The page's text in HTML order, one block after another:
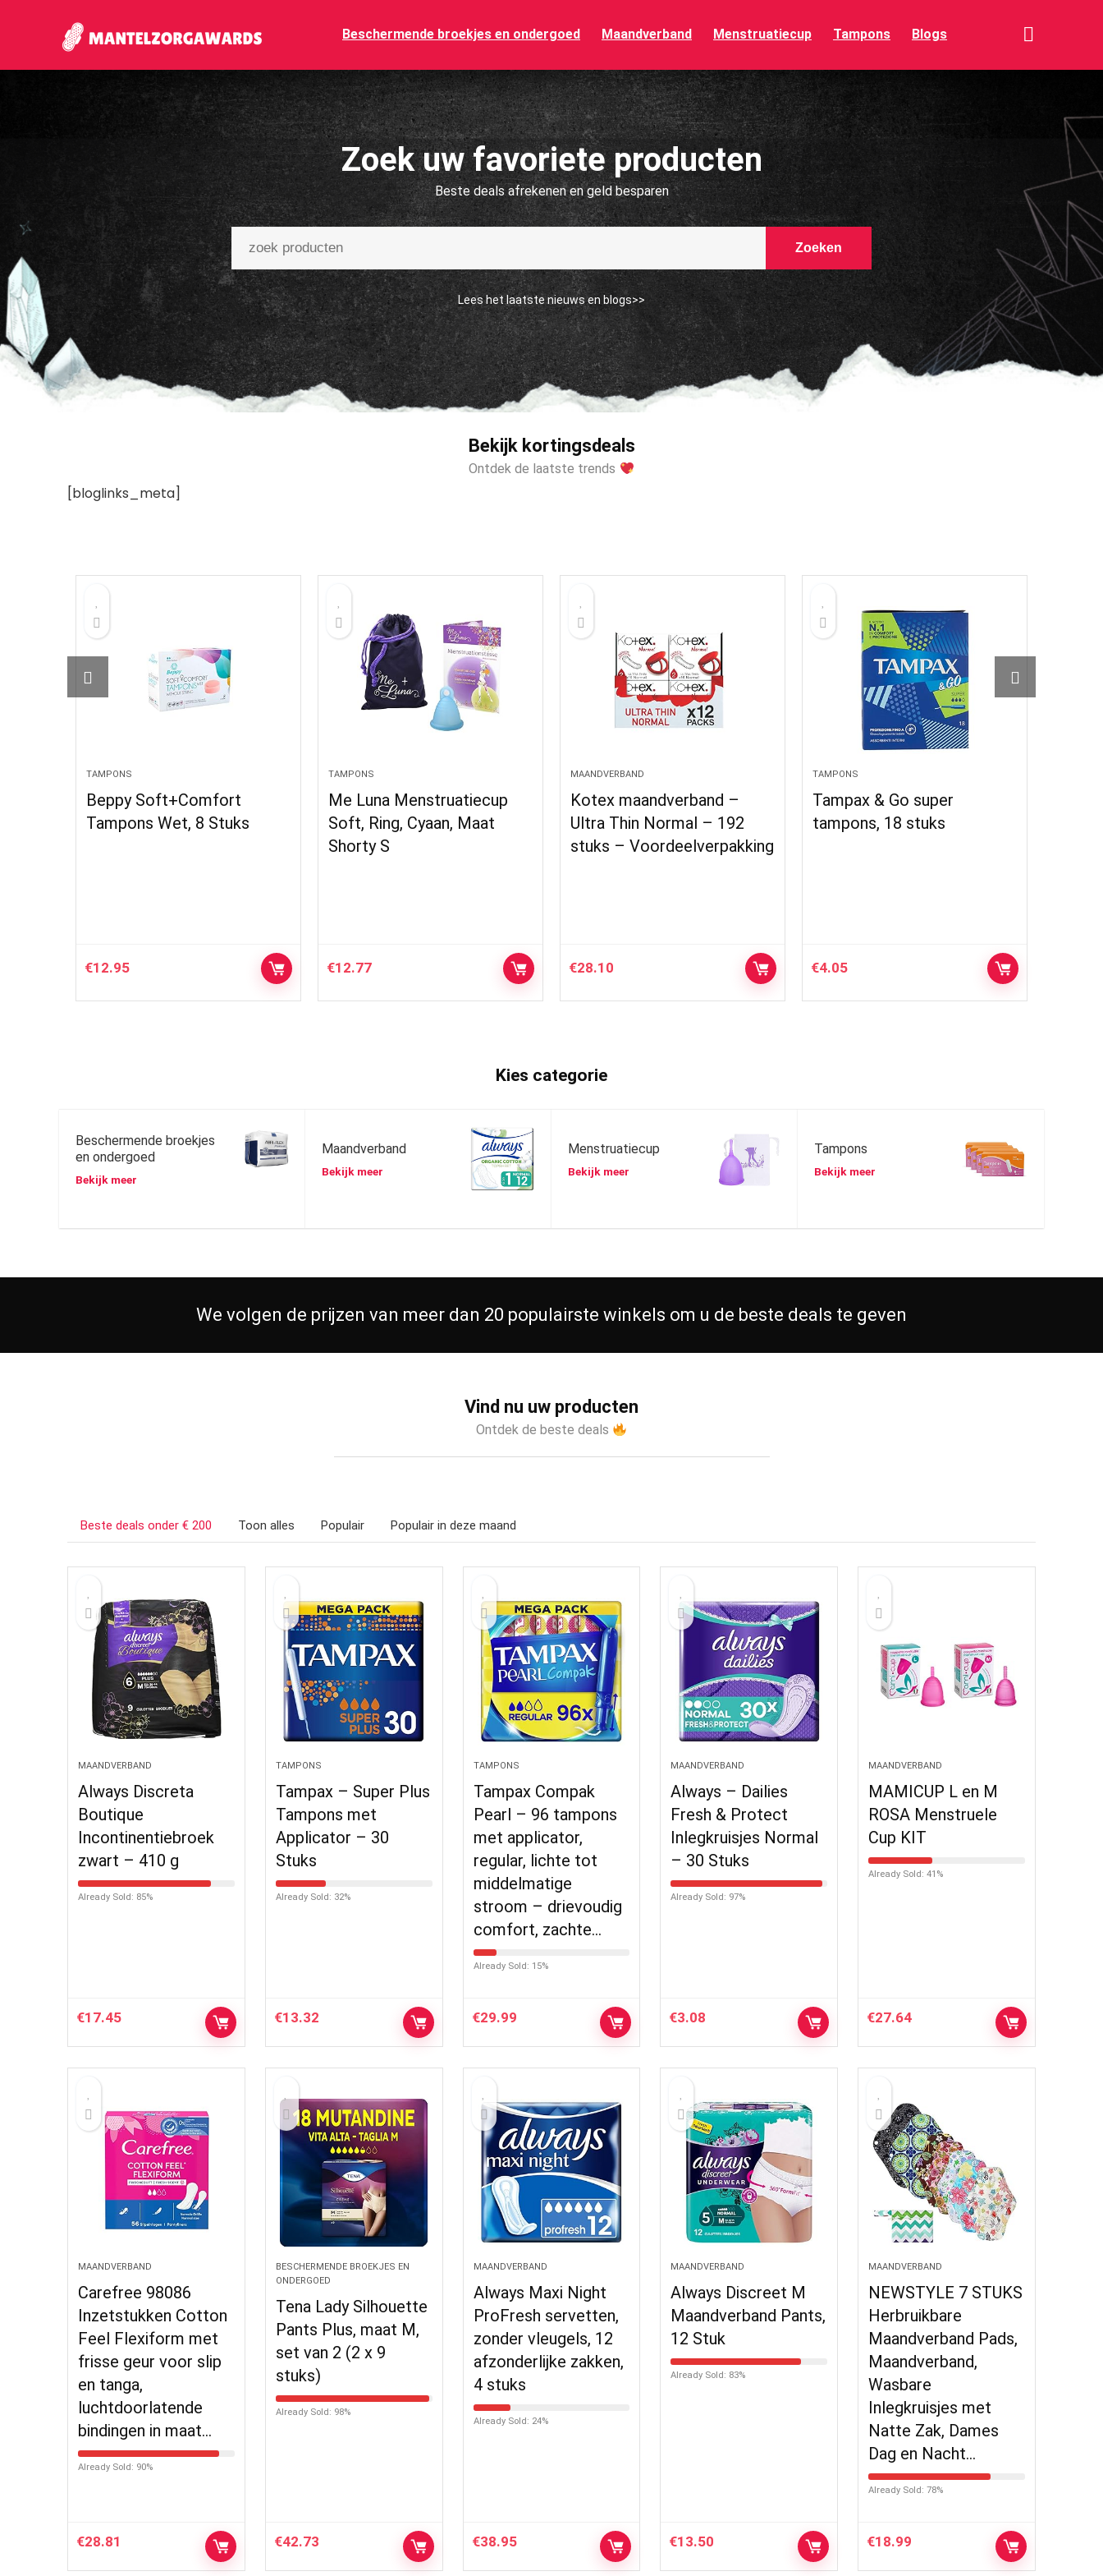
Beschermende broekjes en ondergoed Maandverband Menstruatiecup Tampons Blogs
Zoek uw favoriete producten
Beste deals afrekenen en geld besparen
Zoeken
Lees het laatste nieuws en blogs>>
Bekijk kortingsdeals
Ontdek de laatste trends
[bloglinks_meta]
Me Luna Menstruatiecup
Soft, Ring, Cyaan, Maat
Kotex maandverband –
Ultra Thin Normal – 192
stuks – Voordeelverpakking
TAMPONS
Tampax & Go super
tampons, 18 stuks
ELANEE Soft-tampons,
draadloze tampons, zacht
Kies categorie
Beschermende broekjes
en ondergoed
Bekijk meer
Maandverband
Bekijk meer
Menstruatiecup
Bekijk meer
Tampons
Bekijk meer
We volgen de prijzen van meer dan 20 populairste winkels om u de beste deals te geven
Vind nu uw producten
Ontdek de beste deals
Beste deals onder € 200 Toon alles Populair Populair in deze maand
MAANDVERBAND
Always Discreta
Boutique
Incontinentiebroek
zwart – 410 g
Already Sold: 85%
€17.45
TAMPONS
Tampax – Super Plus
Tampons met
Applicator – 30
Stuks
Already Sold: 32%
€13.32
TAMPONS
Tampax Compak
Pearl – 96 tampons
met applicator,
regular, lichte tot
middelmatige
stroom – drievoudig
comfort, zachte…
Already Sold: 15%
€29.99
MAANDVERBAND
Always – Dailies
Fresh & Protect
Inlegkruisjes Normal
– 30 Stuks
Already Sold: 97%
€3.08
MAANDVERBAND
MAMICUP L en M
ROSA Menstruele
Cup KIT
Already Sold: 41%
€27.64
MAANDVERBAND
Carefree 98086
Inzetstukken Cotton
Feel Flexiform met
frisse geur voor slip
en tanga,
luchtdoorlatende
bindingen in maat…
Already Sold: 90%
€28.81
BESCHERMENDE BROEKJES EN
ONDERGOED
Tena Lady Silhouette
Pants Plus, maat M,
set van 2 (2 x 9
stuks)
Already Sold: 98%
€42.73
MAANDVERBAND
Always Maxi Night
ProFresh servetten,
zonder vleugels, 12
afzonderlijke zakken,
4 stuks
Already Sold: 24%
€38.95
MAANDVERBAND
Always Discreet M
Maandverband Pants,
12 Stuk
Already Sold: 83%
€13.50
MAANDVERBAND
NEWSTYLE 7 STUKS
Herbruikbare
Maandverband Pads,
Maandverband,
Wasbare
Inlegkruisjes met
Natte Zak, Dames
Dag en Nacht…
Already Sold: 78%
€18.99